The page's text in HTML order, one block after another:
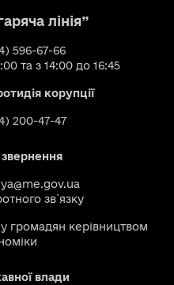
лінія”
596-67-66
та з 14:00 до 16:45
корупції
200-47-47
зв`язку
громадян керівництвом
влади